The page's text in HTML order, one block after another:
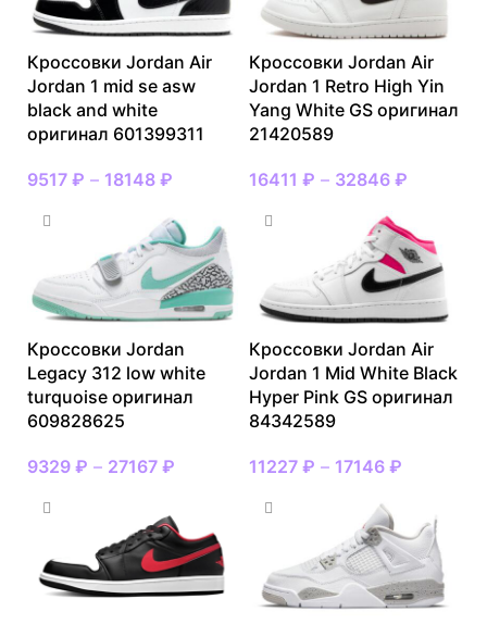
Кроссовки Jordan Air
Jordan 1 mid se asw
black and white
оригинал 601399311
9517 ₽ – 18148 ₽
Кроссовки Jordan Air
Jordan 1 Retro High Yin
Yang White GS оригинал
21420589
16411 ₽ – 32846 ₽
Кроссовки Jordan
Legacy 312 low white
turquoise оригинал
609828625
9329 ₽ – 27167 ₽
Кроссовки Jordan Air
Jordan 1 Mid White Black
Hyper Pink GS оригинал
84342589
11227 ₽ – 17146 ₽